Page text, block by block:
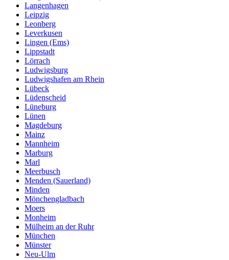
Langenhagen
Leipzig
Leonberg
Leverkusen
Lingen (Ems)
Lippstadt
Lörrach
Ludwigsburg
Ludwigshafen am Rhein
Lübeck
Lüdenscheid
Lüneburg
Lünen
Magdeburg
Mainz
Mannheim
Marburg
Marl
Meerbusch
Menden (Sauerland)
Minden
Mönchengladbach
Moers
Monheim
Mülheim an der Ruhr
München
Münster
Neu-Ulm